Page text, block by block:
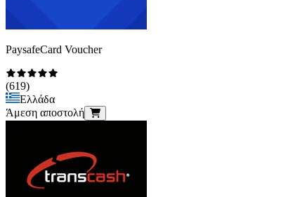
PaysafeCard Voucher
(619)
Ελλάδα
Άμεση αποστολή